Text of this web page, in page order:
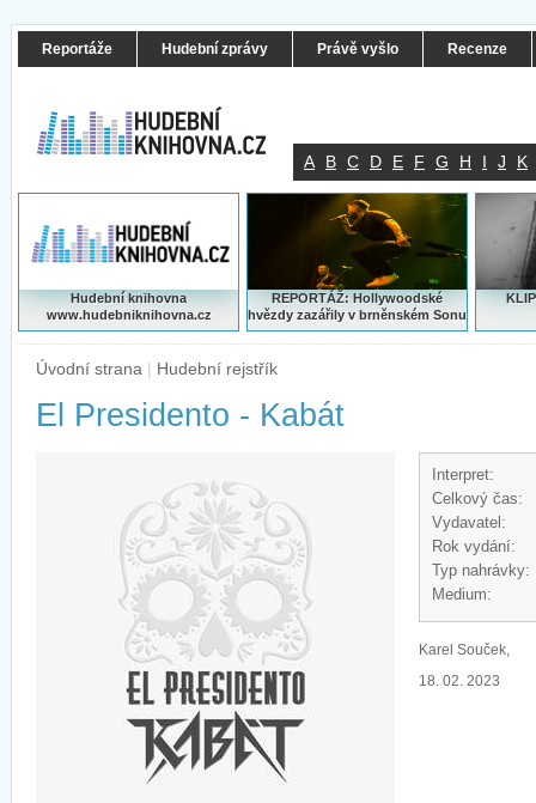
Reportáže Hudební zprávy Právě vyšlo Recenze
A B C D E F G H I J K
Hudební knihovna
www.hudebniknihovna.cz
REPORTÁŽ: Hollywoodské
hvězdy zazářily v brněnském Sonu
Úvodní strana | Hudební rejstřík
El Presidento - Kabát
Interpret:
Celkový čas:
Vydavatel:
Rok vydání:
Typ nahrávky:
Medium:
Karel Souček,
18. 02. 2023